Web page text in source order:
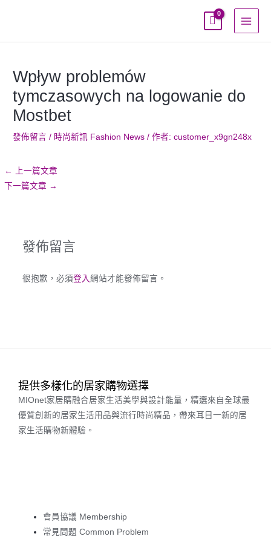
Wpływ problemów
tymczasowych na logowanie do
Mostbet
發佈留言 / 時尚新訊 Fashion News / 作者:customer_x9gn248x
←
上一篇文章
下一篇文章 →
發佈留言
很抱歉，必須登入 網站才能發佈留言。
提供多樣化的居家購物選擇
MIOnet家居購融合居家生活美學與設計能量，精選來自全球最
優質創新的居家生活用品與流行時尚精品，帶來耳目一新的居
家生活購物新體驗。
會員協議 Membership
常見問題 Common Problem